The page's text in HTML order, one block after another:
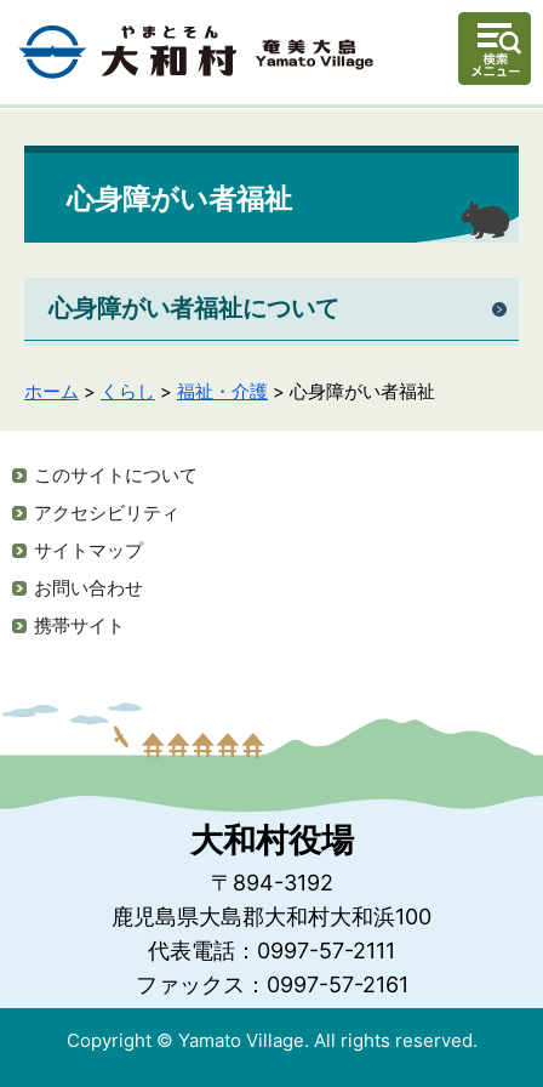
心身障がい者福祉
心身障がい者福祉について
ホーム > くらし > 福祉・介護 > 心身障がい者福祉
このサイトについて
アクセシビリティ
サイトマップ
お問い合わせ
携帯サイト
大和村役場
〒894-3192
鹿児島県大島郡大和村大和浜100
代表電話：0997-57-2111
ファックス：0997-57-2161
Copyright © Yamato Village. All rights reserved.